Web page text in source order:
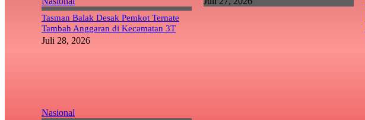
Tasman Balak Desak Pemkot Ternate
Tambah Anggaran di Kecamatan 3T
Juli 28, 2026
Nasional